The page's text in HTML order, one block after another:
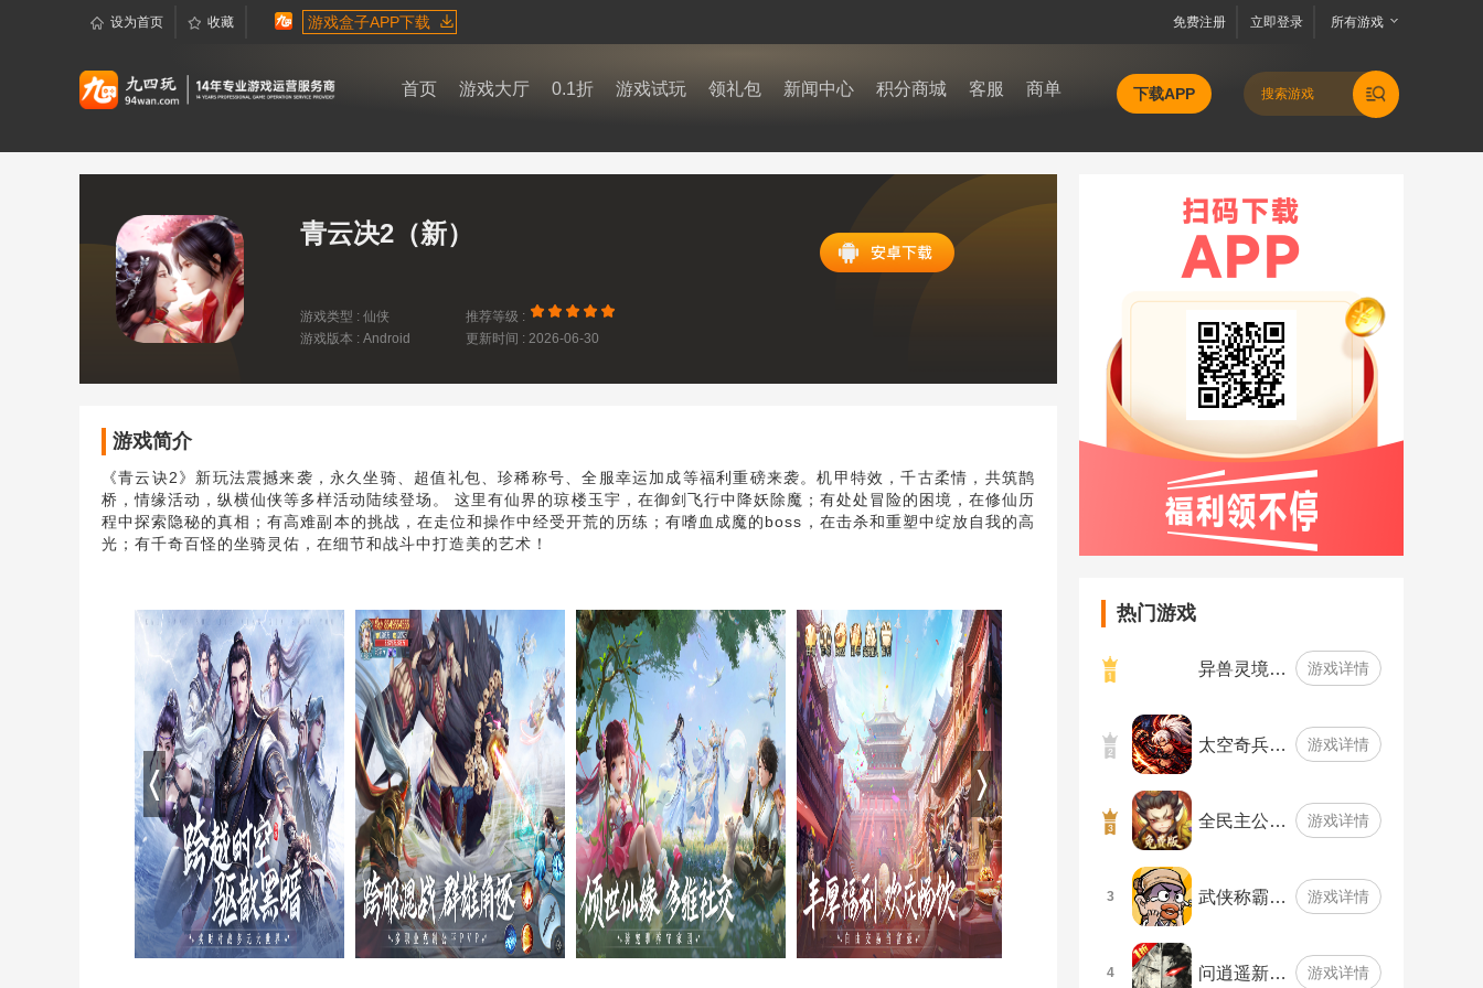
设为首页 收藏 游戏盒子APP下载 所有游戏
立即登录
免费注册
首页 游戏大厅 0.1折 游戏试玩 领礼包 新闻中心 积分商城 客服 商单 下载APP
青云决2（新）
游戏类型 : 仙侠
游戏版本 : Android
推荐等级 :
更新时间 : 2026-06-30
游戏简介
《青云诀2》新玩法震撼来袭，永久坐骑、超值礼包、珍稀称号、全服幸运加成等福利重磅来袭。机甲特效，千古柔情，共筑鹊
桥，情缘活动，纵横仙侠等多样活动陆续登场。 这里有仙界的琼楼玉宇，在御剑飞行中降妖除魔；有处处冒险的困境，在修仙历
程中探索隐秘的真相；有高难副本的挑战，在走位和操作中经受开荒的历练；有嗜血成魔的boss，在击杀和重塑中绽放自我的高
光；有千奇百怪的坐骑灵佑，在细节和战斗中打造美的艺术！
热门游戏
异兽灵境… 游戏详情
太空奇兵… 游戏详情
全民主公… 游戏详情
3 武侠称霸… 游戏详情
4 问逍遥新… 游戏详情